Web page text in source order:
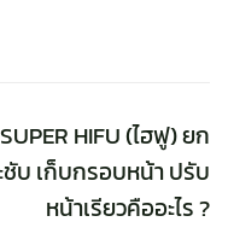
SUPER HIFU (ไฮฟู) ยก
ชับ เก็บกรอบหน้า ปรับ
หน้าเรียวคืออะไร ?